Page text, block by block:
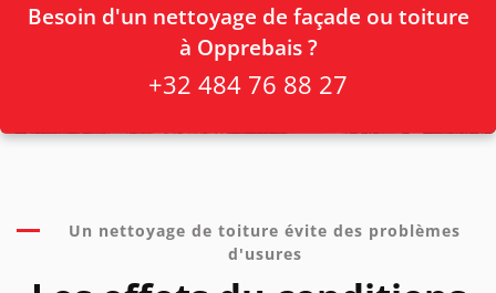
Besoin d'un nettoyage de façade ou toiture
à Opprebais ?
+32 484 76 88 27
Un nettoyage de toiture évite des problèmes
d'usures